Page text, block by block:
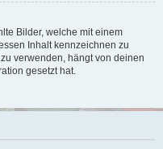
Bilder, welche mit einem
Inhalt kennzeichnen zu
verwenden, hängt von deinen
gesetzt hat.